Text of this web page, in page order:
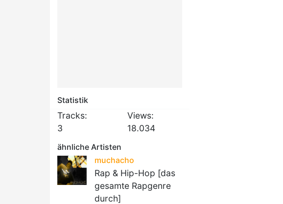
Statistik
Tracks:
3
Views:
18.034
ähnliche Artisten
muchacho
Rap & Hip-Hop [das
gesamte Rapgenre
durch]